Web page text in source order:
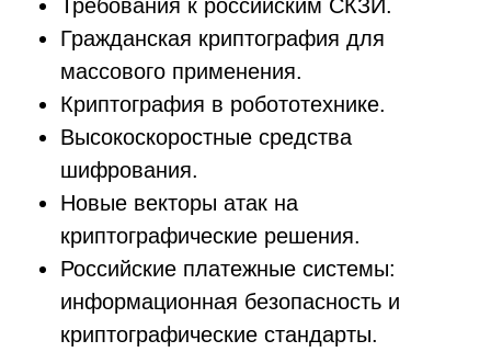
Требования к российским СКЗИ.
Гражданская криптография для
массового применения.
Криптография в робототехнике.
Высокоскоростные средства
шифрования.
Новые векторы атак на
криптографические решения.
Российские платежные системы:
информационная безопасность и
криптографические стандарты.